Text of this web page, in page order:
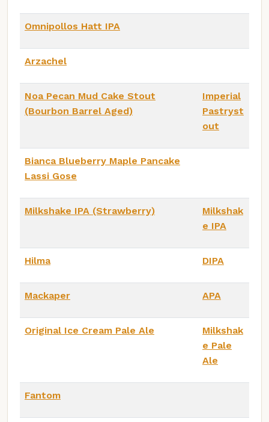
Omnipollos Hatt IPA
Arzachel
Noa Pecan Mud Cake Stout
(Bourbon Barrel Aged)
Imperial
Pastryst
out
Bianca Blueberry Maple Pancake
Lassi Gose
Milkshake IPA (Strawberry)
Milkshak
e IPA
Hilma DIPA
Mackaper APA
Original Ice Cream Pale Ale
Milkshak
e Pale
Ale
Fantom